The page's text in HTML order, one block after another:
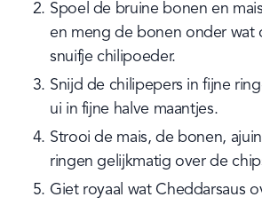
Spoel de bruine bonen en
en meng de bonen onder wat
snuifje chilipoeder.
Snijd de chilipepers in fijne
ui in fijne halve maantjes.
Strooi de mais, de bonen,
ringen gelijkmatig over de
Giet royaal wat Cheddarsaus